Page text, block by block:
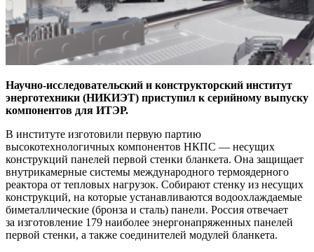
Научно-исследовательский и конструкторский институт
энерготехники (НИКИЭТ) приступил к серийному выпуску
компонентов для ИТЭР.
В институте изготовили первую партию
высокотехнологичных компонентов НКПС — ​несущих
конструкций панелей первой стенки бланкета. Она защищает
внутрикамерные системы международного термоядерного
реактора от тепловых нагрузок. Собирают стенку из несущих
конструкций, на которые устанавливаются водоохлаждаемые
биметаллические (бронза и сталь) панели. Россия отвечает
за изготовление 179 наиболее энергонапряженных панелей
первой стенки, а также соединителей модулей бланкета.